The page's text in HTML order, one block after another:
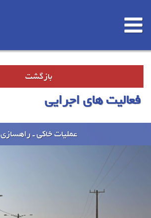
بازگشت
فعالیت های اجرایی
عملیات خاکی ـ راهسازی